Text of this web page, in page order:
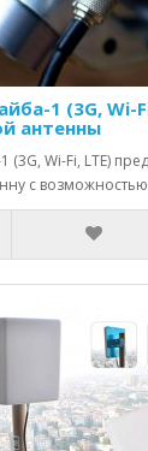
1 (3G, Wi-
антенны
Wi-Fi, LTE)
с возможностью